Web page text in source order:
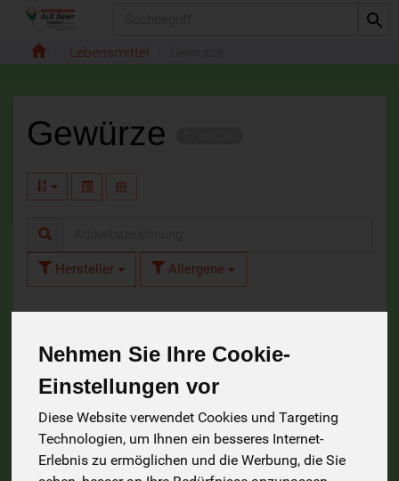
Nehmen Sie Ihre Cookie-
Einstellungen vor
Diese Website verwendet Cookies und Targeting
Technologien, um Ihnen ein besseres Internet-
Erlebnis zu ermöglichen und die Werbung, die Sie
Lebensmittel
Gewürze
Hersteller Allergene